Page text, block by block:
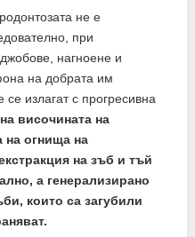
не е
при
нагноене и
на добрата им
излагат с прогресивна
височината на
на огнища на
на зъб и тъй
а генерализирано
които са загубили